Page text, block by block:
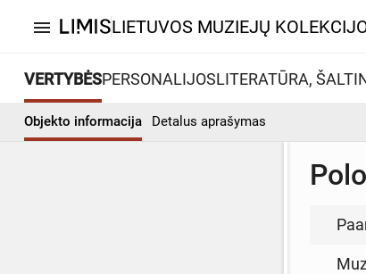
menu LIETUVOS MUZIEJŲ
VERTYBĖSPERSONALIJOSLITERATŪRA,
Objekto informacija Detalus aprašymas